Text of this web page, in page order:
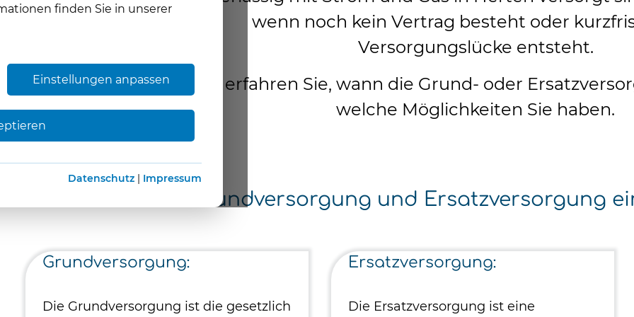
finden Sie in unserer
Einstellungen anpassen
Datenschutz | Impressum
wenn noch kein Vertrag besteht oder
Versorgungslücke entsteht.
Hier erfahren Sie, wann die Grund- oder
welche Möglichkeiten Sie haben.
Grundversorgung und Ersatzversorgung
Grundversorgung:
Die Grundversorgung ist die gesetzlich
Ersatzversorgung:
Die Ersatzversorgung ist eine